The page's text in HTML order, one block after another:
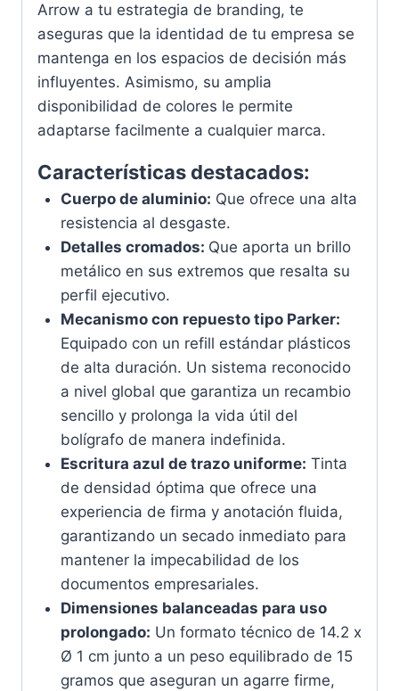
Arrow a tu estrategia de branding, te
aseguras que la identidad de tu empresa se
mantenga en los espacios de decisión más
influyentes. Asimismo, su amplia
disponibilidad de colores le permite
adaptarse facilmente a cualquier marca.
Características destacados:
Cuerpo de aluminio: Que ofrece una alta
resistencia al desgaste.
Detalles cromados: Que aporta un brillo
metálico en sus extremos que resalta su
perfil ejecutivo.
Mecanismo con repuesto tipo Parker:
Equipado con un refill estándar plásticos
de alta duración. Un sistema reconocido
a nivel global que garantiza un recambio
sencillo y prolonga la vida útil del
bolígrafo de manera indefinida.
Escritura azul de trazo uniforme: Tinta
de densidad óptima que ofrece una
experiencia de firma y anotación fluida,
garantizando un secado inmediato para
mantener la impecabilidad de los
documentos empresariales.
Dimensiones balanceadas para uso
prolongado: Un formato técnico de 14.2 x
Ø 1 cm junto a un peso equilibrado de 15
gramos que aseguran un agarre firme,